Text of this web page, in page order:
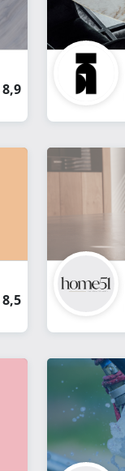
8,9
8,5